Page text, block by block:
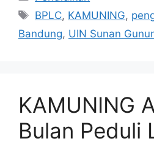
Tag
BPLC, KAMUNING,
Bandung, UIN Sunan
KAMUNING
Bulan Peduli